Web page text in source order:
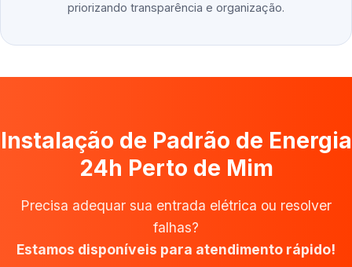
priorizando transparência e organização.
Instalação de Padrão de Energia
24h Perto de Mim
Precisa adequar sua entrada elétrica ou resolver
falhas?
Estamos disponíveis para atendimento rápido!